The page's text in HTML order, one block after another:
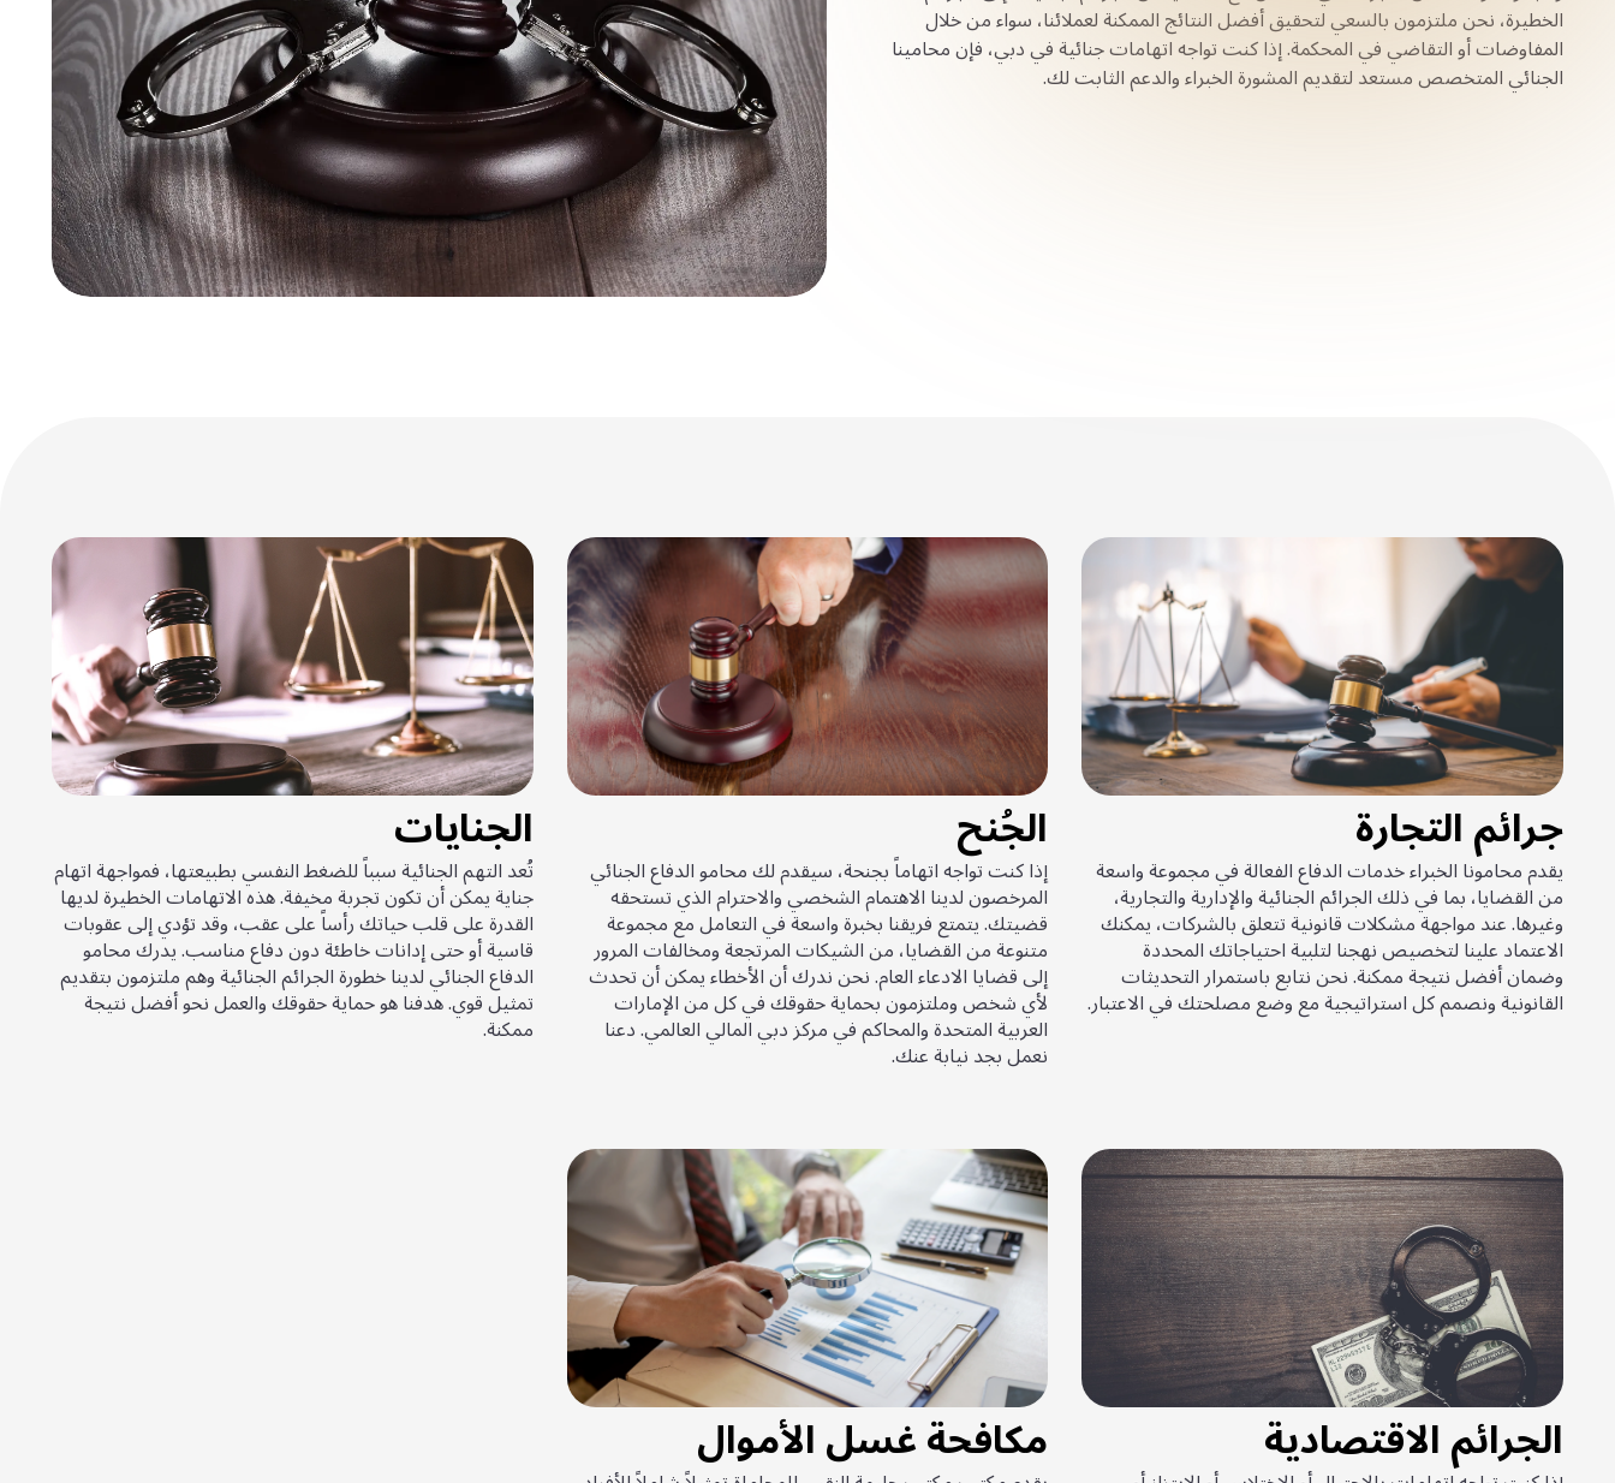
الخطيرة، نحن ملتزمون بالسعي لتحقيق أفضل النتائج الممكنة لعملائنا، سواء من خلال
المفاوضات أو التقاضي في المحكمة. إذا كنت تواجه اتهامات جنائية في دبي، فإن محامينا
الجنائي المتخصص مستعد لتقديم المشورة الخبراء والدعم الثابت لك.
جرائم التجارة
يقدم محامونا الخبراء خدمات الدفاع الفعالة في مجموعة واسعة
من القضايا، بما في ذلك الجرائم الجنائية والإدارية والتجارية،
وغيرها. عند مواجهة مشكلات قانونية تتعلق بالشركات، يمكنك
الاعتماد علينا لتخصيص نهجنا لتلبية احتياجاتك المحددة
وضمان أفضل نتيجة ممكنة. نحن نتابع باستمرار التحديثات
القانونية ونصمم كل استراتيجية مع وضع مصلحتك في الاعتبار.
الجُنح
إذا كنت تواجه اتهاماً بجنحة، سيقدم لك محامو الدفاع الجنائي
المرخصون لدينا الاهتمام الشخصي والاحترام الذي تستحقه
قضيتك. يتمتع فريقنا بخبرة واسعة في التعامل مع مجموعة
متنوعة من القضايا، من الشيكات المرتجعة ومخالفات المرور
إلى قضايا الادعاء العام. نحن ندرك أن الأخطاء يمكن أن تحدث
لأي شخص وملتزمون بحماية حقوقك في كل من الإمارات
العربية المتحدة والمحاكم في مركز دبي المالي العالمي. دعنا
نعمل بجد نيابة عنك.
الجنايات
تُعد التهم الجنائية سبباً للضغط النفسي بطبيعتها، فمواجهة اتهام
جناية يمكن أن تكون تجربة مخيفة. هذه الاتهامات الخطيرة لديها
القدرة على قلب حياتك رأساً على عقب، وقد تؤدي إلى عقوبات
قاسية أو حتى إدانات خاطئة دون دفاع مناسب. يدرك محامو
الدفاع الجنائي لدينا خطورة الجرائم الجنائية وهم ملتزمون بتقديم
تمثيل قوي. هدفنا هو حماية حقوقك والعمل نحو أفضل نتيجة
ممكنة.
الجرائم الاقتصادية مكافحة غسل الأموال